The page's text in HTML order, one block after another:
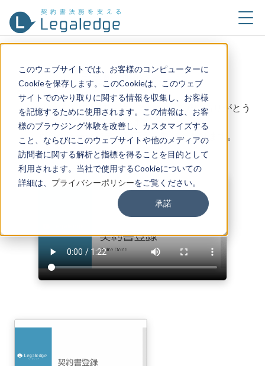
このウェブサイトでは、お客様のコンピューターに
Cookieを保存します。このCookieは、このウェブ
サイトでのやり取りに関する情報を収集し、お客様
を記憶するために使用されます。この情報は、お客
様のブラウジング体験を改善し、カスタマイズする
こと、ならびにこのウェブサイトや他のメディアの
訪問者に関する解析と指標を得ることを目的として
利用されます。当社で使用するCookieについての
詳細は、 プライバシーポリシーをご覧ください。
承諾
デモ動画閲覧ページ
リーガレッジにご興味を持っていただき誠にありがとう
ございます。
こちらのページでデモ動画をご覧いただけます。